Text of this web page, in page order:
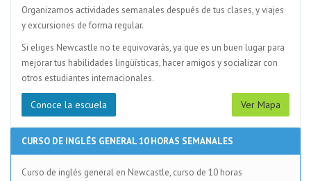
Organizamos actividades semanales después de tus clases, y viajes
y excursiones de forma regular.
Si eliges Newcastle no te equivovarás, ya que es un buen lugar para
mejorar tus habilidades lingüísticas, hacer amigos y socializar con
otros estudiantes internacionales.
Conoce la escuela Ver Mapa
CURSO DE INGLÉS GENERAL 10 HORAS SEMANALES
Curso de inglés general en Newcastle, curso de 10 horas